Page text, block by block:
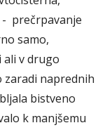
- prečrpavanje
samo,
ali v drugo
naprednih
bistveno
k manjšemu